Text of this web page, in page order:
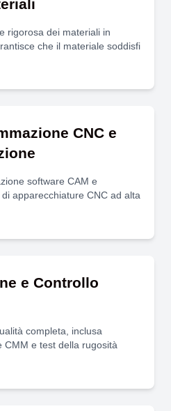
rigorosa dei materiali in
che il materiale soddisfi
CNC e
software CAM e
apparecchiature CNC ad alta
e Controllo
completa, inclusa
CMM e test della rugosità